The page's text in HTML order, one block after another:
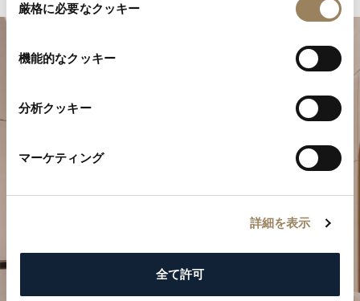
厳格に必要なクッキー
機能的なクッキー
分析クッキー
マーケティング
詳細を表示
全て許可
特別なひとときを計画する
ブレゲの時計作品をぜひブティックでご覧ください。
ご来店を予約する